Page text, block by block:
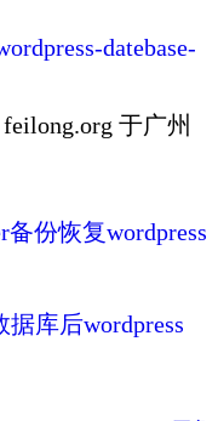
datebase-
于广州
备份恢复wordpress
库后wordpress